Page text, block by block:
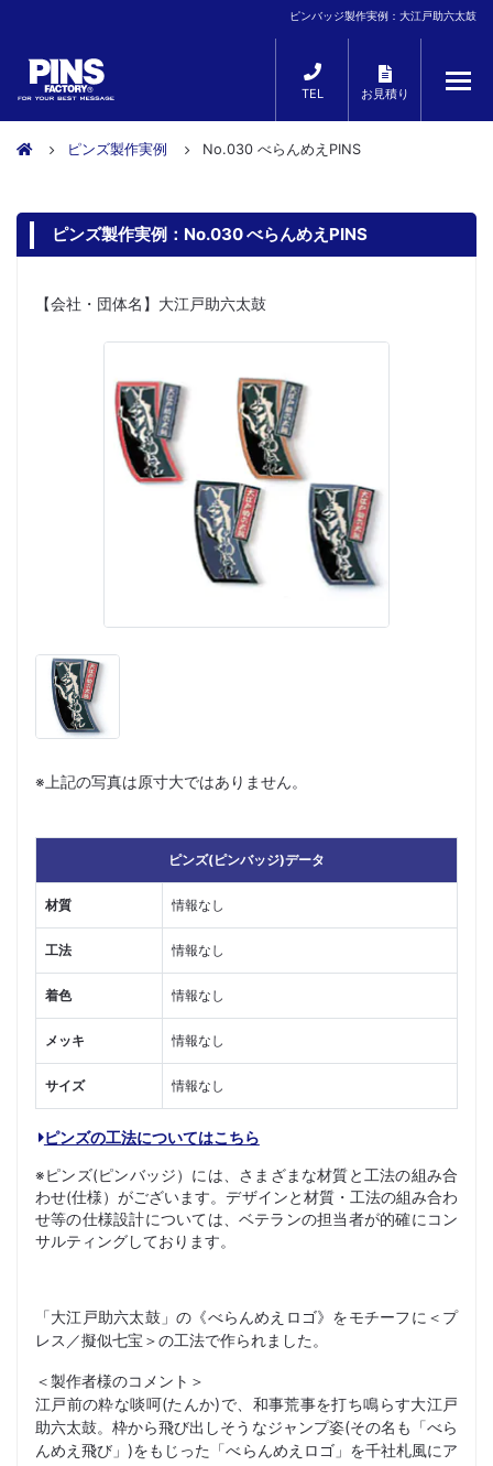
ピンバッジ製作実例：大江戸助六太鼓
TEL お見積り
ピンズ製作実例 No.030 べらんめえPINS
ピンズ製作実例：No.030 べらんめえPINS
【会社・団体名】大江戸助六太鼓
※上記の写真は原寸大ではありません。
ピンズ(ピンバッジ)データ
材質 情報なし
工法 情報なし
着色 情報なし
メッキ 情報なし
サイズ 情報なし
ピンズの工法についてはこちら
※ピンズ(ピンバッジ）には、さまざまな材質と工法の組み合
わせ(仕様）がございます。デザインと材質・工法の組み合わ
せ等の仕様設計については、ベテランの担当者が的確にコン
サルティングしております。
「大江戸助六太鼓」の《べらんめえロゴ》をモチーフに＜プ
レス／擬似七宝＞の工法で作られました。
＜製作者様のコメント＞
江戸前の粋な啖呵(たんか)で、和事荒事を打ち鳴らす大江戸
助六太鼓。枠から飛び出しそうなジャンプ姿(その名も「べら
んめえ飛び」)をもじった「べらんめえロゴ」を千社札風にア